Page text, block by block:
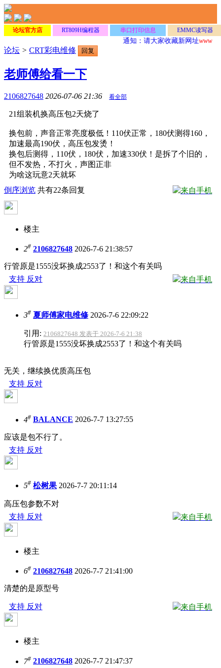
论坛官方店 RT809H编程器 串口打印信息 EMMC读写器
通知：请大家收藏新网址
论坛 > CRT彩电维修 回复
老师傅给看一下
2106827648 2026-07-06 21:36 看全部
21组装机换高压包2天烧了
换包前，声音正常亮度极低！110伏正常，180伏测得160，
加速最高190伏，高压包发烫！
换包后测得，110伏，180伏，加速330伏！是拆了个旧的，
但不发热，不打火，声图正非
为啥这玩意2天就坏
来自手机
倒序浏览 共有22条回复
楼主
2# 2106827648 2026-7-6 21:38:57
行管原是1555没坏换成2553了！和这个有关吗
支持 反对 来自手机
3# 夏师傅家电维修 2026-7-6 22:09:22
引用: 2106827648 发表于 2026-7-6 21:38
行管原是1555没坏换成2553了！和这个有关吗
无关，继续换优质高压包
支持 反对
4# BALANCE 2026-7-7 13:27:55
应该是包不行了。
支持 反对
5# 松树果 2026-7-7 20:11:14
高压包参数不对
支持 反对 来自手机
楼主
6# 2106827648 2026-7-7 21:41:00
清楚的是原型号
支持 反对 来自手机
楼主
7# 2106827648 2026-7-7 21:47:37